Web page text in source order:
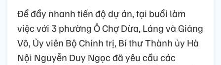
Để đẩy nhanh tiến độ dự án, tại buổi làm
việc với 3 phường Ô Chợ Dừa, Láng và Giảng
Võ, Ủy viên Bộ Chính trị, Bí thư Thành ủy Hà
Nội Nguyễn Duy Ngọc đã yêu cầu các